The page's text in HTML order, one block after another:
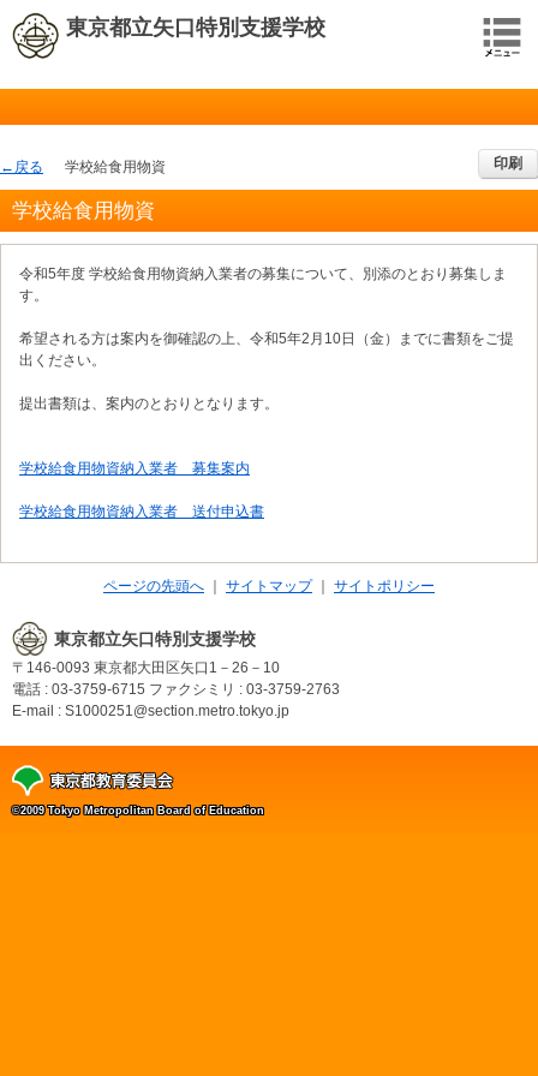
東京都立矢口特別支援学校
戻る 学校給食用物資 印刷
学校給食用物資
令和5年度 学校給食用物資納入業者の募集について、別添のとおり募集しま
す。
希望される方は案内を御確認の上、令和5年2月10日（金）までに書類をご提
出ください。
提出書類は、案内のとおりとなります。
学校給食用物資納入業者 募集案内
学校給食用物資納入業者 送付申込書
ページの先頭へ サイトマップ サイトポリシー
東京都立矢口特別支援学校
〒146-0093 東京都大田区矢口1－26－10
電話 : 03-3759-6715 ファクシミリ : 03-3759-2763
E-mail : S1000251@section.metro.tokyo.jp
©2009 Tokyo Metropolitan Board of Education